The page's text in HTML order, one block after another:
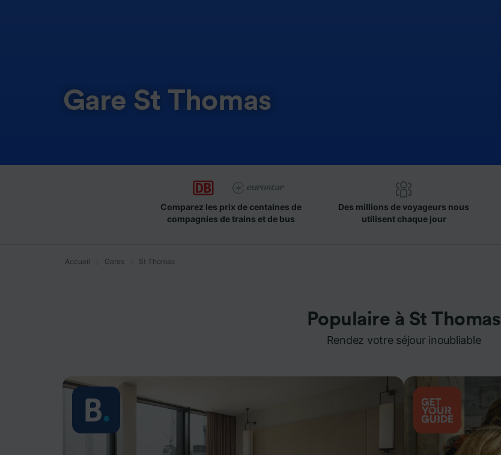
Gare St Thomas
Comparez les prix de centaines de
compagnies de trains et de bus
Des millions de voyageurs nous
utilisent chaque jour
Accueil Gares St Thomas
Populaire à St Thomas
Rendez votre séjour inoubliable